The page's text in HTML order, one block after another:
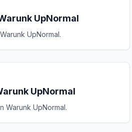
UpNormal
UpNormal.
UpNormal
Warunk UpNormal.